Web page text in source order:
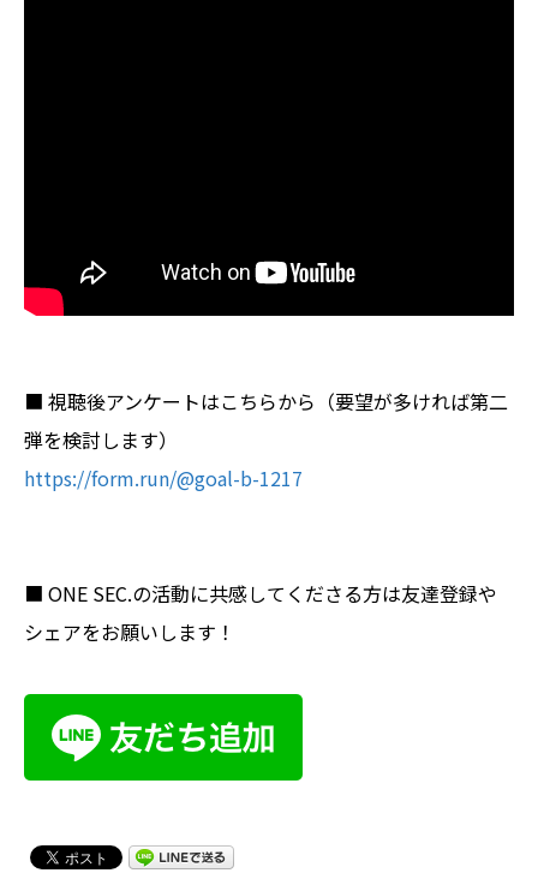
■ 視聴後アンケートはこちらから（要望が多ければ第二
弾を検討します）
https://form.run/@goal-b-1217
■ ONE SEC.の活動に共感してくださる方は友達登録や
シェアをお願いします！